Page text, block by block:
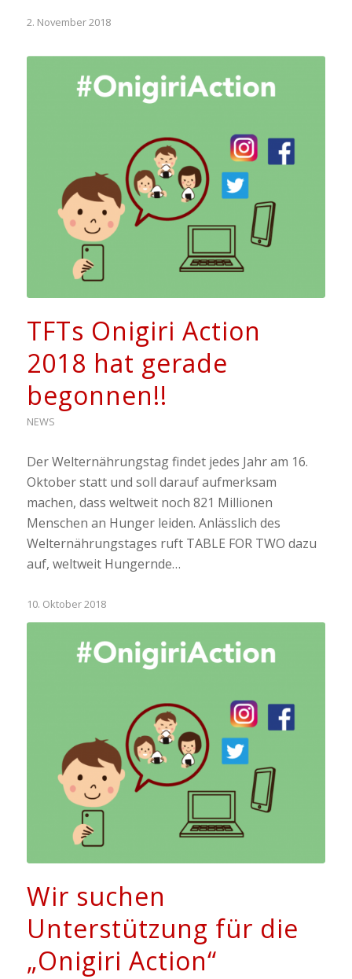
2. November 2018
TFTs Onigiri Action
2018 hat gerade
begonnen!!
NEWS
Der Welternährungstag findet jedes Jahr am 16.
Oktober statt und soll darauf aufmerksam
machen, dass weltweit noch 821 Millionen
Menschen an Hunger leiden. Anlässlich des
Welternährungstages ruft TABLE FOR TWO dazu
auf, weltweit Hungernde…
10. Oktober 2018
Wir suchen
Unterstützung für die
„Onigiri Action“